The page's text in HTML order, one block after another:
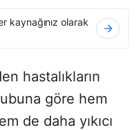
kaynağınız olarak
hastalıkların
göre hem
de daha yıkıcı